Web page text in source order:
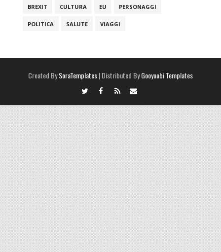
BREXIT CULTURA EU PERSONAGGI
POLITICA SALUTE VIAGGI
Created BySoraTemplates| Distributed ByGooyaabi Templates